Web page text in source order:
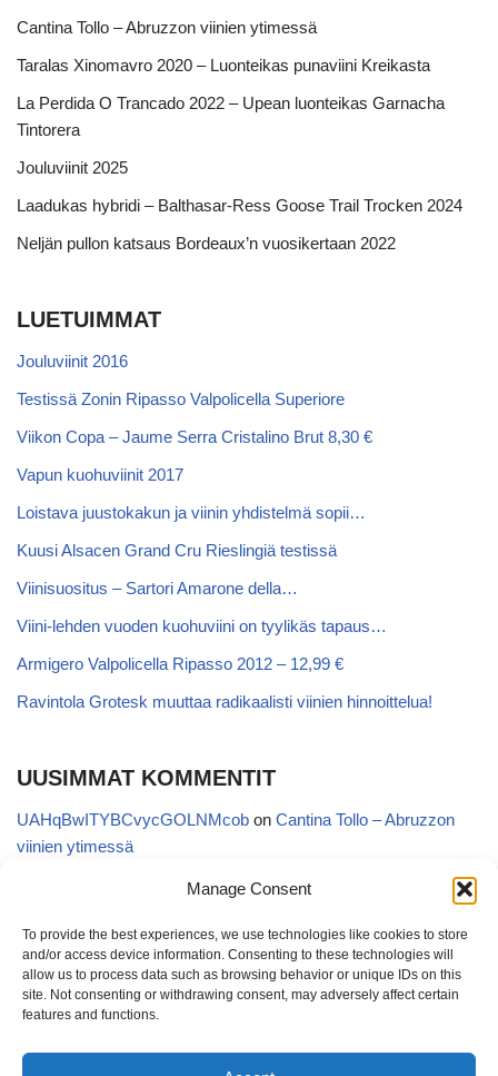
Manage Consent
To provide the best experiences, we use technologies like cookies to store
and/or access device information. Consenting to these technologies will
allow us to process data such as browsing behavior or unique IDs on this
site. Not consenting or withdrawing consent, may adversely affect certain
features and functions.
Cantina Tollo – Abruzzon viinien ytimessä
Taralas Xinomavro 2020 – Luonteikas punaviini Kreikasta
La Perdida O Trancado 2022 – Upean luonteikas Garnacha
Tintorera
Jouluviinit 2025
Laadukas hybridi – Balthasar-Ress Goose Trail Trocken 2024
Neljän pullon katsaus Bordeaux’n vuosikertaan 2022
LUETUIMMAT
Jouluviinit 2016
Testissä Zonin Ripasso Valpolicella Superiore
Viikon Copa – Jaume Serra Cristalino Brut 8,30 €
Vapun kuohuviinit 2017
Loistava juustokakun ja viinin yhdistelmä sopii…
Kuusi Alsacen Grand Cru Rieslingiä testissä
Viinisuositus – Sartori Amarone della…
Viini-lehden vuoden kuohuviini on tyylikäs tapaus…
Armigero Valpolicella Ripasso 2012 – 12,99 €
Ravintola Grotesk muuttaa radikaalisti viinien hinnoittelua!
UUSIMMAT KOMMENTIT
UAHqBwITYBCvycGOLNMcob on Cantina Tollo – Abruzzon
viinien ytimessä
EgVGGttRTxKfbqUaWNglbonCantina Tollo – Abruzzon viinien
AnonymousonKyläviini Riojasta – Ortega Ezquerro Vino de
Tudelilla Crianza 2018 (Alko 14,88 €)
CopatintoonKyläviini Riojasta – Ortega Ezquerro Vino de